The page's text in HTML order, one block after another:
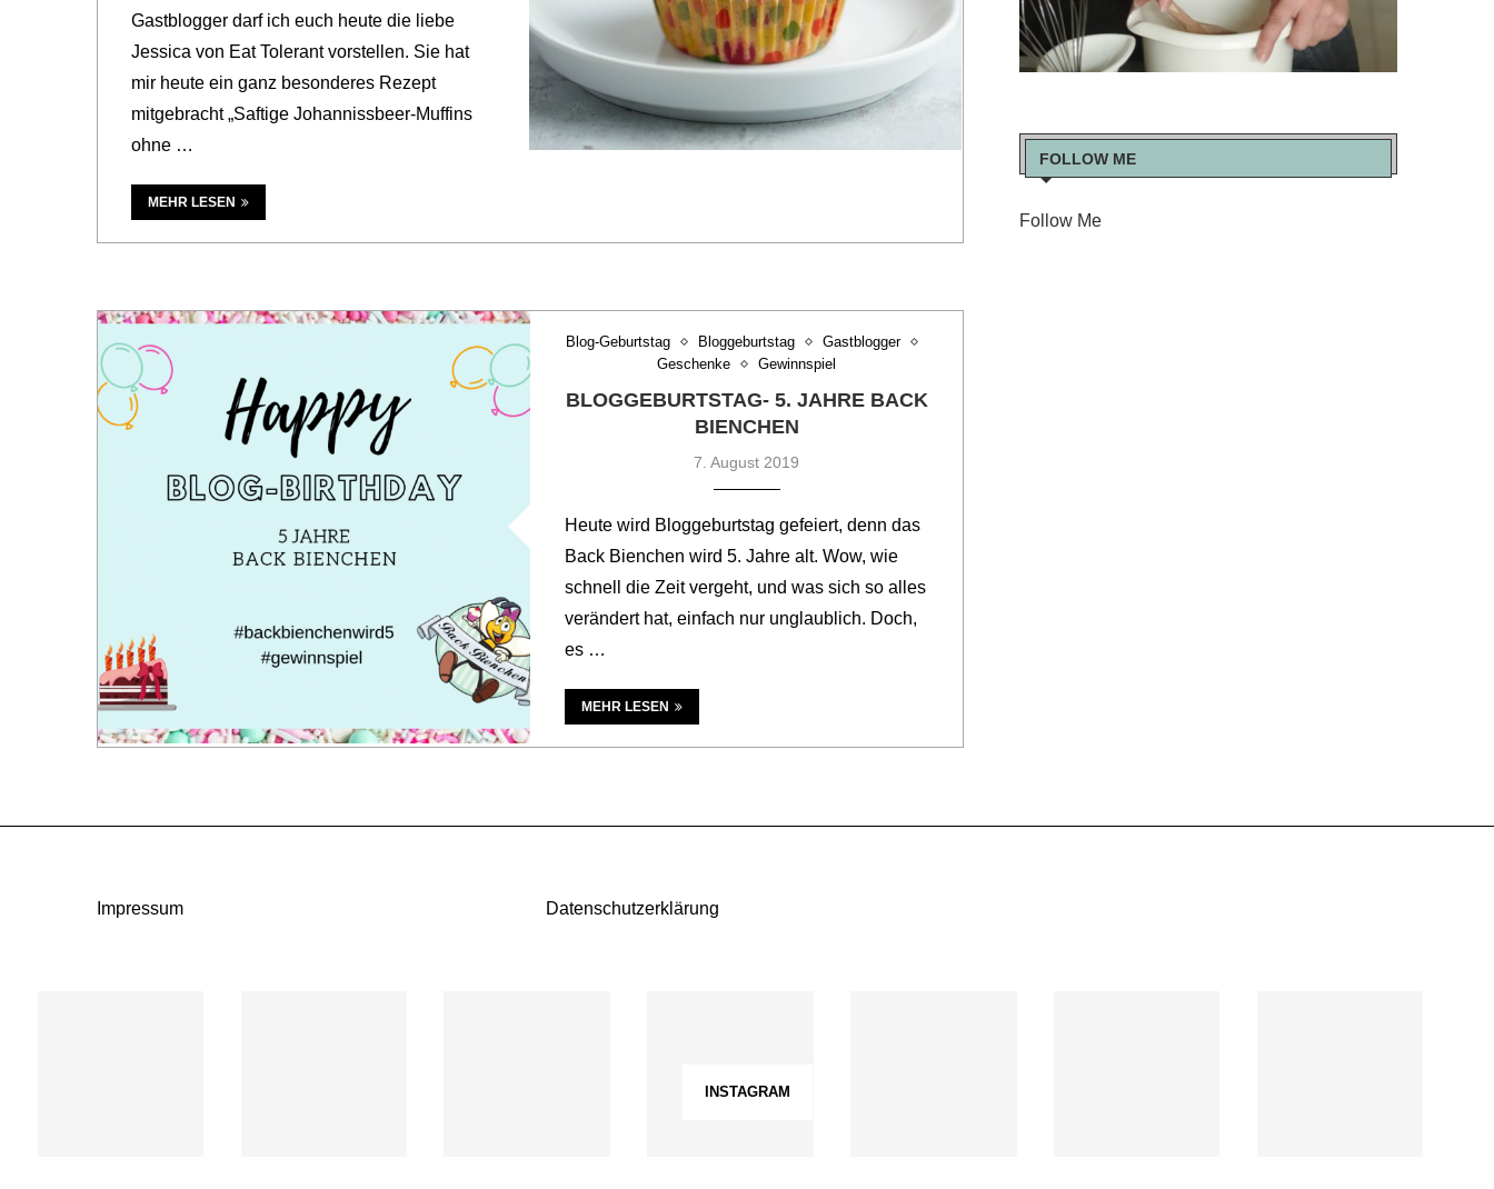
Gastblogger darf ich euch heute die liebe
Jessica von Eat Tolerant vorstellen. Sie hat
mir heute ein ganz besonderes Rezept
mitgebracht „Saftige Johannissbeer-Muffins
ohne …
MEHR LESEN
Blog-Geburtstag Bloggeburtstag
Gastblogger
Geschenke
Gewinnspiel
BLOGGEBURTSTAG- 5. JAHRE BACK
BIENCHEN
7. August 2019
Heute wird Bloggeburtstag gefeiert, denn das
Back Bienchen wird 5. Jahre alt. Wow, wie
schnell die Zeit vergeht, und was sich so alles
verändert hat, einfach nur unglaublich. Doch,
es …
MEHR LESEN
FOLLOW ME
Follow Me
Impressum Datenschutzerklärung
INSTAGRAM